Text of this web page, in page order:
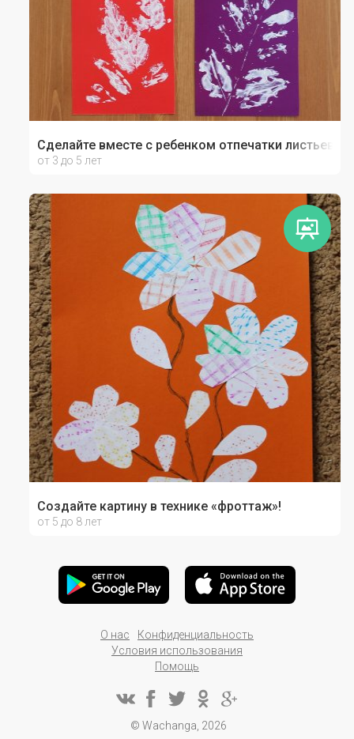
Сделайте вместе с ребенком отпечатки листьев
от 3 до 5 лет
Создайте картину в технике «фроттаж»!
от 5 до 8 лет
© Wachanga, 2026
О нас
Конфиденциальность
Условия использования
Помощь